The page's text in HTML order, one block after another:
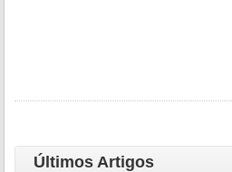
Últimos Artigos